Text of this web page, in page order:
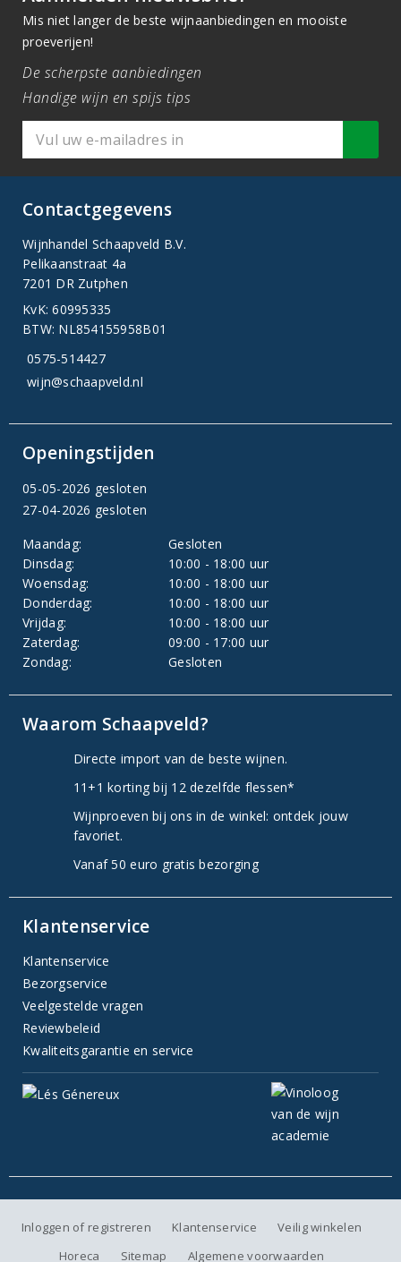
Mis niet langer de beste wijnaanbiedingen en mooiste
proeverijen!
De scherpste aanbiedingen
Handige wijn en spijs tips
Contactgegevens
Wijnhandel Schaapveld B.V.
Pelikaanstraat 4a
7201 DR Zutphen
KvK: 60995335
BTW: NL854155958B01
0575-514427
wijn@schaapveld.nl
Openingstijden
05-05-2026 gesloten
27-04-2026 gesloten
Maandag:
Gesloten
Dinsdag:
10:00 - 18:00 uur
Woensdag:
10:00 - 18:00 uur
Donderdag:
10:00 - 18:00 uur
Vrijdag:
10:00 - 18:00 uur
Zaterdag:
09:00 - 17:00 uur
Zondag:
Gesloten
Waarom Schaapveld?
Directe import van de beste wijnen.
11+1 korting bij 12 dezelfde flessen*
Wijnproeven bij ons in de winkel: ontdek jouw
favoriet.
Vanaf 50 euro gratis bezorging
Klantenservice
Klantenservice
Bezorgservice
Veelgestelde vragen
Reviewbeleid
Kwaliteitsgarantie en service
Inloggen of registreren Klantenservice
Veilig winkelen
Horeca
Sitemap Algemene voorwaarden